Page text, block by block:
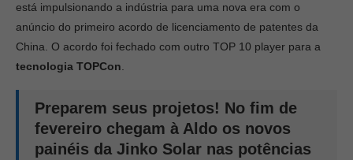
está impulsionando a indústria para uma nova era com o
anúncio do primeiro acordo de licenciamento de patentes da
China. O acordo foi fechado com outro TOP 10 player para a
tecnologia TOPCon
Preparem seus projetos! No fim de
fevereiro chegam à Aldo os novos
painéis da Jinko Solar nas potências